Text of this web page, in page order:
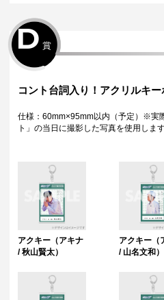
D 賞
コント台詞入り！アクリルキ
仕様：60mm×95mm以内（予定）※実
ト」の当日に撮影した写真を使用します
アクキー（アキナ
/ 秋山賢太）
アクキー（
/ 山名文和）